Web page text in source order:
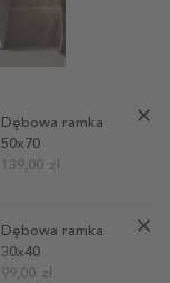
Dębowa ramka
50x70
139,00 zł
Dębowa ramka
30x40
99,00 zł